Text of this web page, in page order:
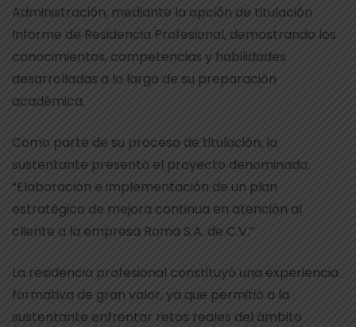
Administración, mediante la opción de titulación
Informe de Residencia Profesional, demostrando los
conocimientos, competencias y habilidades
desarrolladas a lo largo de su preparación
académica.
Como parte de su proceso de titulación, la
sustentante presentó el proyecto denominado:
“Elaboración e implementación de un plan
estratégico de mejora continua en atención al
cliente a la empresa Roma S.A. de C.V.”
La residencia profesional constituyó una experiencia
formativa de gran valor, ya que permitió a la
sustentante enfrentar retos reales del ámbito